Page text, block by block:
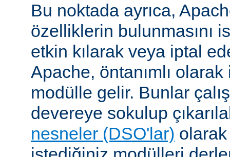
Bu noktada ayrıca,
özelliklerin bulunmasını
etkin kılarak veya iptal
Apache, öntanımlı
modülle gelir. Bunlar
devereye sokulup
nesneler (DSO'lar) olarak